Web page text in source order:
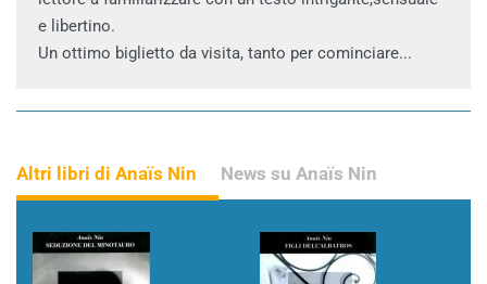
e libertino.
Un ottimo biglietto da visita, tanto per cominciare...
Altri libri di Anaïs Nin News su Anaïs Nin